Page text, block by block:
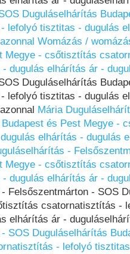
Duguláselhárítás
lefolyó tisztitas - dugulás
Womázás /
Megye - csőtisztítás
dugulás elhárítás ár -
Duguláselhárítás
lefolyó tisztitas - dugulás
Mária
és Pest Megye -
elhárítás - dugulás
-
Megye - csőtisztítás
dugulás elhárítás ár -
Felsőszentmárton - SOS
csatornatisztítás -
elhárítás ár -
SOS Duguláselhárítás
- lefolyó